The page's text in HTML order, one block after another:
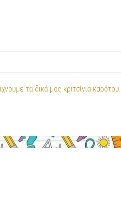
τα δικά μας κριτσίνια καρότου.